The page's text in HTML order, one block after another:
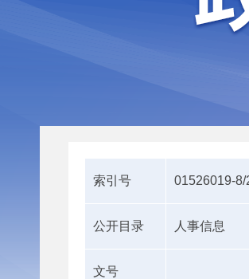
索引号 01526019-
公开目录 人事信息
文号